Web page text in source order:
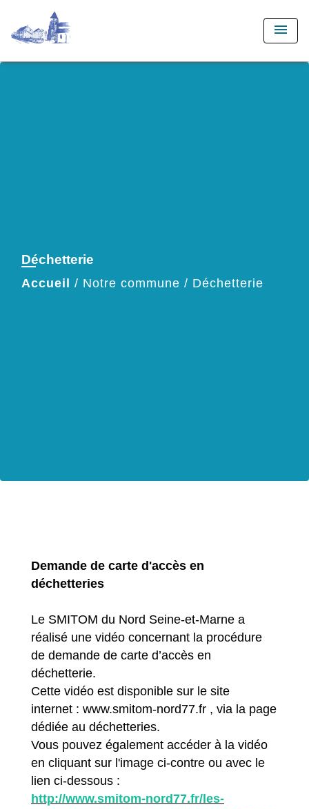
menu
Déchetterie
Accueil / Notre commune / Déchetterie
Demande de carte d'accès en
déchetteries
Le SMITOM du Nord Seine-et-Marne a
réalisé une vidéo concernant la procédure
de demande de carte d’accès en
déchetterie.
Cette vidéo est disponible sur le site
internet : www.smitom-nord77.fr , via la page
dédiée au déchetteries.
Vous pouvez également accéder à la vidéo
en cliquant sur l'image ci-contre ou avec le
lien ci-dessous :
http://www.smitom-nord77.fr/les-